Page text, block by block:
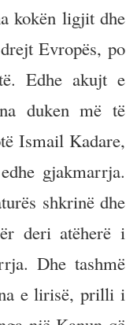
kokën ligjit dhe
Evropës, po
Edhe akujt e
duken më të
Ismail Kadare,
gjakmarrja.
shkrinë dhe
deri atëherë i
Dhe tashmë
e lirisë, prilli i